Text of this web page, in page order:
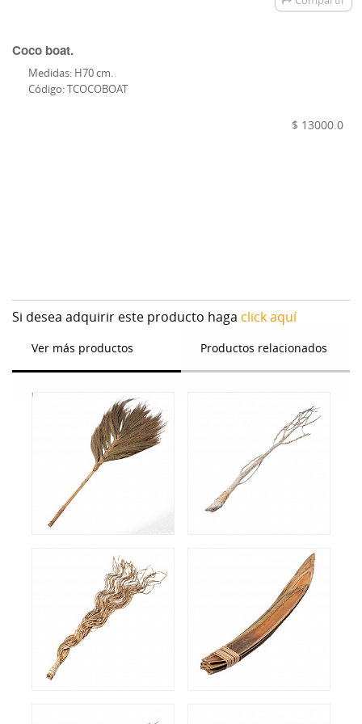
Coco boat.
Medidas: H70 cm.
Código: TCOCOBOAT
$ 13000.0
Si desea adquirir este producto haga click aquí
Ver más productos Productos relacionados